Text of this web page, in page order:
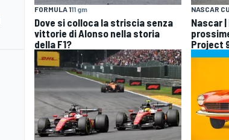
FORMULA 111 gm
Dove si colloca la striscia senza
vittorie di Alonso nella storia
della F1?
NASCAR
Nascar
Project